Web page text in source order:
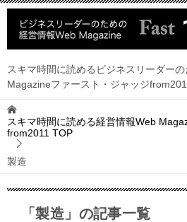
スキマ時間に読めるビジネスリーダー
Magazineファースト・ジャッジ
スキマ時間に読める経営情報Web
from2011 TOP
製造
「製造」の記事一覧